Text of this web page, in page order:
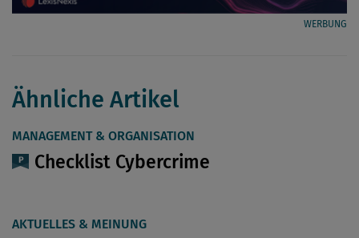
WERBUNG
Ähnliche Artikel
MANAGEMENT & ORGANISATION
Checklist Cybercrime
AKTUELLES & MEINUNG